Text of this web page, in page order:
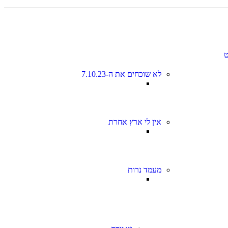
לא שוכחים את ה-7.10.23
אין לי ארץ אחרת
מעמד נרות